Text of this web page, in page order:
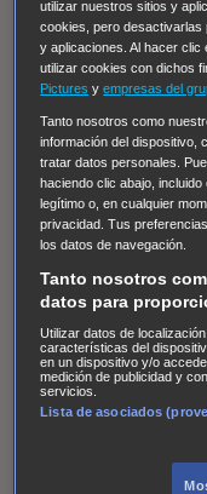
y Lola High
Moonflower
Evolution
Hailey Dean
NCIS: Nueva
The Shield: Al
The Killing
Chicago Fire
de personas
Ladrón de
AXN Masters of
Nevers
defender a un
utilizar nuestros sitios y
cookies, pero desactivarlas
y aplicaciones. Al hacer
utilizar cookies con dichos
Pictures yempresas del
Tanto nosotros como
información del dispositivo,
tratar datos personales.
haciendo clic abajo,
legítimo o, en cualquier
privacidad. Tus
los datos de navegación.
Tanto nosotros
datos para
Utilizar datos de
características del
en un dispositivo y/o
medición de publicidad y
servicios.
Lista de asociados